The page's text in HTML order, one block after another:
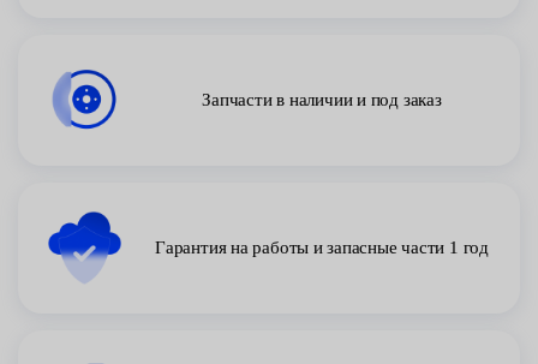
Запчасти в наличии и под заказ
Гарантия на работы и запасные части 1 год